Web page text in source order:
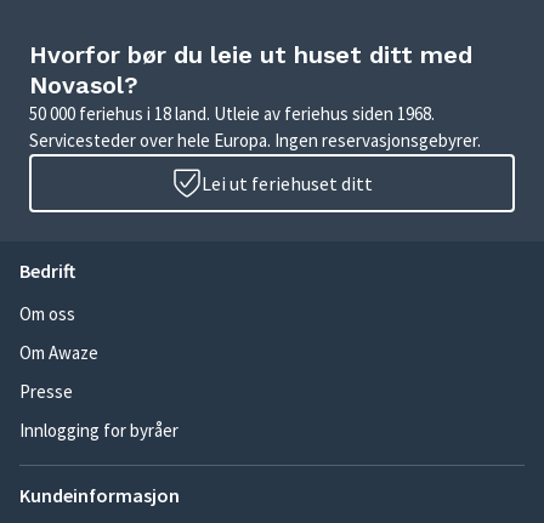
Hvorfor bør du leie ut huset ditt med
Novasol?
50 000 feriehus i 18 land. Utleie av feriehus siden 1968.
Servicesteder over hele Europa. Ingen reservasjonsgebyrer.
Lei ut feriehuset ditt
Bedrift
Om oss
Om Awaze
Presse
Innlogging for byråer
Kundeinformasjon